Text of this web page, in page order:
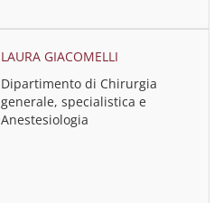
LAURA GIACOMELLI
Dipartimento di Chirurgia
generale, specialistica e
Anestesiologia